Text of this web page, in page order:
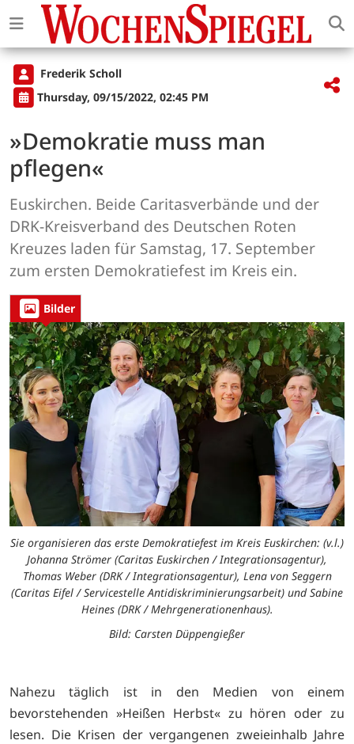
Frederik Scholl
Thursday, 09/15/2022, 02:45 PM
»Demokratie muss man
pflegen«
Euskirchen. Beide Caritasverbände und der
DRK-Kreisverband des Deutschen Roten
Kreuzes laden für Samstag, 17. September
zum ersten Demokratiefest im Kreis ein.
Bilder
Sie organisieren das erste Demokratiefest im Kreis Euskirchen: (v.l.)
Johanna Strömer (Caritas Euskirchen / Integrationsagentur),
Thomas Weber (DRK / Integrationsagentur), Lena von Seggern
(Caritas Eifel / Servicestelle Antidiskriminierungsarbeit) und Sabine
Heines (DRK / Mehrgenerationenhaus).
Bild: Carsten Düppengießer
Nahezu täglich ist in den Medien von einem
bevorstehenden »Heißen Herbst« zu hören oder zu
lesen. Die Krisen der vergangenen zweieinhalb Jahre